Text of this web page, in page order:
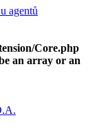
agentů
Core.php
an array or an